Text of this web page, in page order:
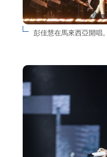
彭佳慧在馬來西亞開唱